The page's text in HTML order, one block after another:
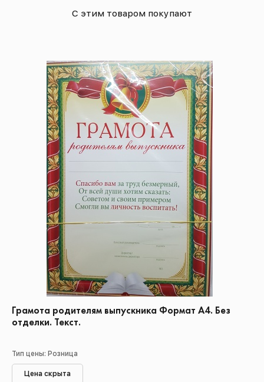
С этим товаром покупают
Грамота родителям выпускника Формат А4. Без
отделки. Текст.
Тип цены: Розница
Цена скрыта